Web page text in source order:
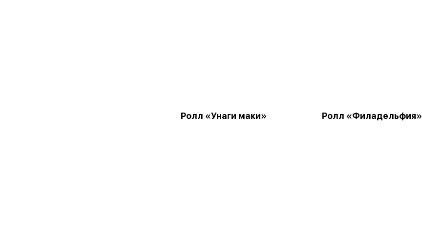
Ролл «Унаги маки» Ролл «Филадельфия»